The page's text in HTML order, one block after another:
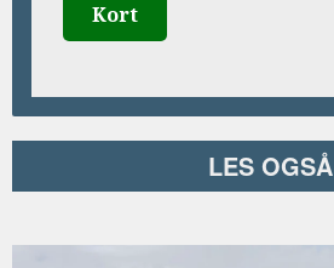
Kort
LES OGSÅ